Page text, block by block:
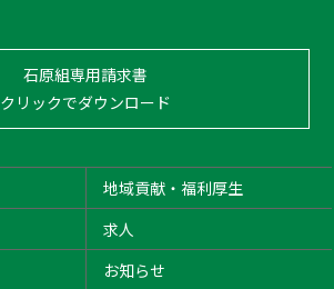
石原組専用請求書
クリックでダウンロード
地域貢献・福利厚生
求人
お知らせ